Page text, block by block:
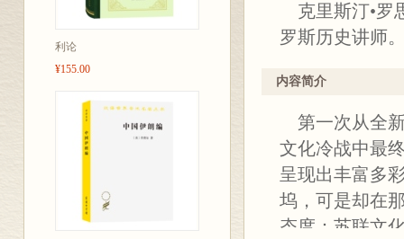
利论
¥155.00
克里斯汀•罗
罗斯历史讲师
内容简介
第一次从全
文化冷战中最
呈现出丰富多
坞，可是却在
态度：苏联文